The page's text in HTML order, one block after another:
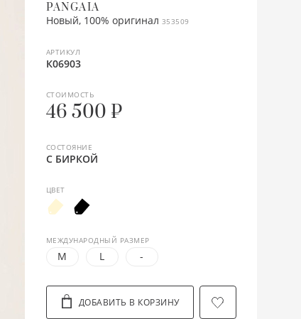
PANGAIA
Новый, 100% оригинал 353509
АРТИКУЛ
К06903
СТОИМОСТЬ
46 500 ₽
СОСТОЯНИЕ
С БИРКОЙ
ЦВЕТ
МЕЖДУНАРОДНЫЙ РАЗМЕР
M L -
ДОБАВИТЬ В КОРЗИНУ